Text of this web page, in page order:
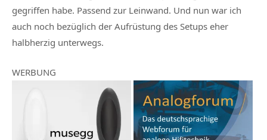
gegriffen habe. Passend zur Leinwand. Und nun war ich
auch noch bezüglich der Aufrüstung des Setups eher
halbherzig unterwegs.
WERBUNG